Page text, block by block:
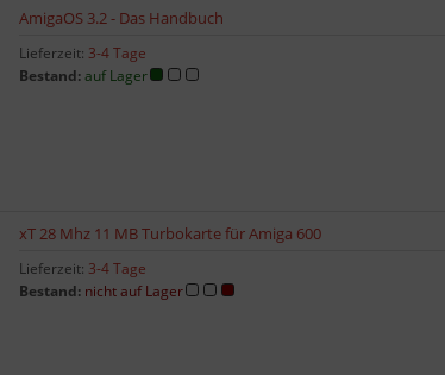
AmigaOS 3.2 - Das Handbuch
Lieferzeit: 3-4 Tage
Bestand:auf Lager
xT 28 Mhz 11 MB Turbokarte für Amiga 600
Lieferzeit: 3-4 Tage
Bestand: nicht auf Lager